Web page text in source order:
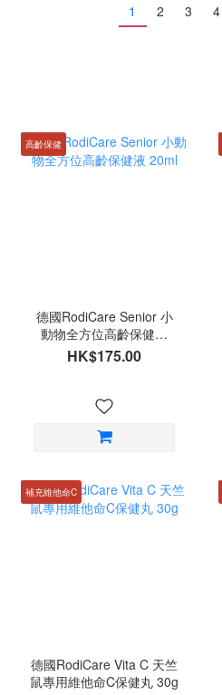
1 2 3 4
高齡保健
德國RodiCare Senior 小
動物全方位高齡保健液
20ml
HK$175.00
補充維他命C
德國RodiCare Vita C 天竺
鼠專用維他命C保健丸 30g